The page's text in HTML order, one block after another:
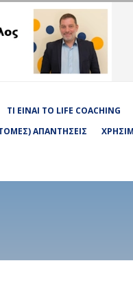
ΤΙ ΕΊΝΑΙ ΤΟ LIFE COACHING
ΑΠΑΝΤΉΣΕΙΣ